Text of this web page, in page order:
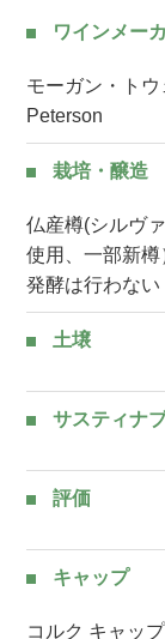
ワインメー
モーガン・ト
Peterson
栽培・醸造
仏産樽(シルヴ
使用、一部新
発酵は行わない
土壌
サスティナ
評価
キャップ
コルク キャッ